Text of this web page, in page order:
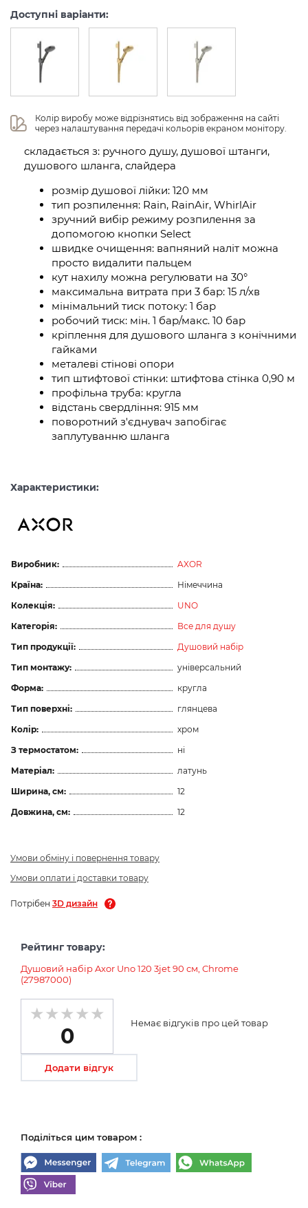
Доступні варіанти:
Колір виробу може відрізнятись від зображення на сайті
через налаштування передачі кольорів екраном монітору.
складається з: ручного душу, душової штанги,
душового шланга, слайдера
розмір душової лійки: 120 мм
тип розпилення: Rain, RainAir, WhirlAir
зручний вибір режиму розпилення за
допомогою кнопки Select
швидке очищення: вапняний наліт можна
просто видалити пальцем
кут нахилу можна регулювати на 30°
максимальна витрата при 3 бар: 15 л/хв
мінімальний тиск потоку: 1 бар
робочий тиск: мін. 1 бар/макс. 10 бар
кріплення для душового шланга з конічними
гайками
металеві стінові опори
тип штифтової стінки: штифтова стінка 0,90 м
профільна труба: кругла
відстань свердління: 915 мм
поворотний з'єднувач запобігає
заплутуванню шланга
Характеристики:
Виробник:
AXOR
Країна:
Німеччина
Колекція:
UNO
Категорія:
Все для душу
Тип продукції:
Душовий набір
Тип монтажу:
універсальний
Форма:
кругла
Тип поверхні:
глянцева
Колір:
хром
З термостатом:
ні
Матеріал:
латунь
Ширина, см:
12
Довжина, см:
12
Умови обміну і повернення товару
Умови оплати і доставки товару
Потрібен 3D дизайн
Рейтинг товару:
Душовий набір Axor Uno 120 3jet 90 см, Chrome
(27987000)
0
Немає відгуків про цей товар
Додати відгук
Поділіться цим товаром :